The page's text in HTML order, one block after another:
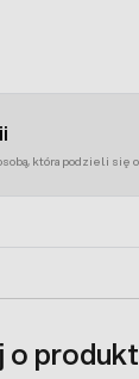
która podzieli się
o produkt